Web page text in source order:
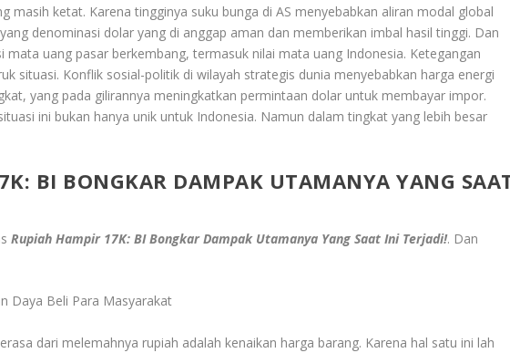
masih ketat. Karena tingginya suku bunga di AS menyebabkan aliran modal global
denominasi dolar yang di anggap aman dan memberikan imbal hasil tinggi. Dan
mata uang pasar berkembang, termasuk nilai mata uang Indonesia. Ketegangan
situasi. Konflik sosial-politik di wilayah strategis dunia menyebabkan harga energi
yang pada gilirannya meningkatkan permintaan dolar untuk membayar impor.
ini bukan hanya unik untuk Indonesia. Namun dalam tingkat yang lebih besar
BI BONGKAR DAMPAK UTAMANYA YANG
Rupiah Hampir 17K: BI Bongkar Dampak Utamanya Yang Saat Ini Terjadi!. Dan
Daya Beli Para Masyarakat
dari melemahnya rupiah adalah kenaikan harga barang. Karena hal satu ini lah